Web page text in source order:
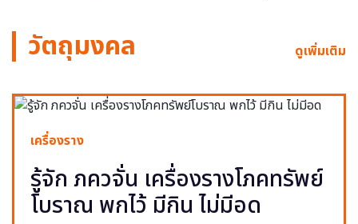
วัตถุมงคล ดูเพิ่มเติม
เครื่องราง
รู้จัก ภควจั่น เครื่องรางโภคทรัพย์
โบราณ พกไว้ มีกิน ไม่มีอด